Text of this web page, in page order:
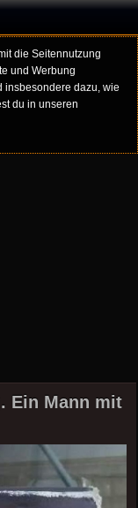
die Seitennutzung
und Werbung
insbesondere dazu, wie
du in unseren
Ein Mann mit